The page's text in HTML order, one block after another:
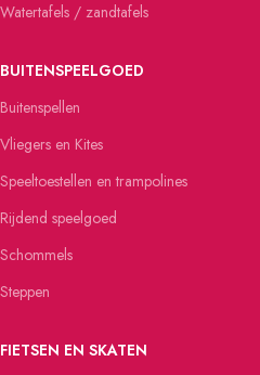
Watertafels / zandtafels
BUITENSPEELGOED
Buitenspellen
Vliegers en Kites
Speeltoestellen en trampolines
Rijdend speelgoed
Schommels
Steppen
FIETSEN EN SKATEN